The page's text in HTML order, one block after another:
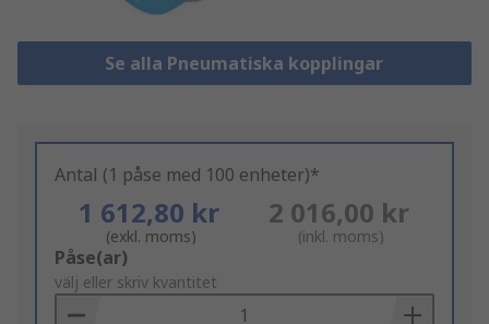
Se alla Pneumatiska kopplingar
Antal (1 påse med 100 enheter)*
1 612,80 kr
(exkl. moms)
2 016,00 kr
(inkl. moms)
Add
to
Basket
Påse(ar)
välj eller skriv kvantitet